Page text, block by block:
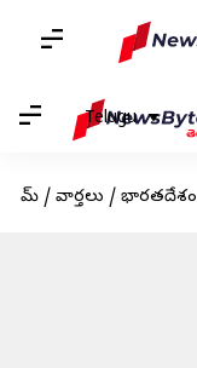
Telugu
హోమ్ / వార్తలు / భారతదేశం